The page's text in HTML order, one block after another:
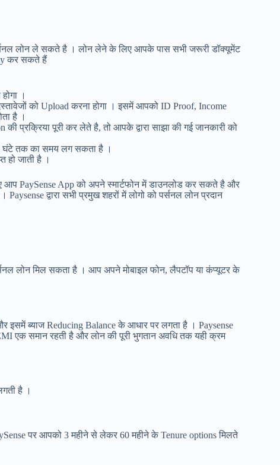
लोन ले सकते है । लोन लेने के लिए आपके पास सभी जरूरी डॉक्यूमेंट
कर सकते हैं
।
को Upload करना होगा । इसमें आपको ID Proof, Income
है ।
पूरी कर लेते है, तो आपके द्वारा साझा की गई जानकारी को
घंटे तक का समय लग सकता है ।
हो जाती है ।
PaySense App को अपने स्मार्टफोन में डाउनलोड कर सकते है और
द्वारा सभी प्रमुख शहरों में लोगो को पर्सनल लोन प्रदान
लोन मिल सकता है । आप अपने मोबाइल फोन, लैपटॉप या कंप्यूटर के
इसमें ब्याज Reducing Balance के आधार पर लगता है । Paysense
एक समान रहती है और लोन की पूरी भुगतान अवधि तक यही क्रम
है ।
पर आपको 3 महीने से लेकर 60 महीने के Tenure options मिलते